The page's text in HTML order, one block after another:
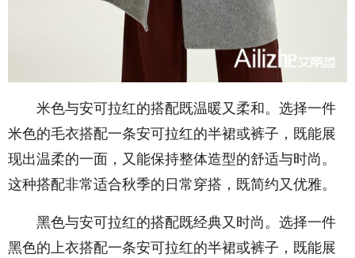
米色与安可拉红的搭配既温暖又柔和。选择一件
米色的毛衣搭配一条安可拉红的半裙或裤子，既能展
现出温柔的一面，又能保持整体造型的舒适与时尚。
这种搭配非常适合秋季的日常穿搭，既简约又优雅。
黑色与安可拉红的搭配既经典又时尚。选择一件
黑色的上衣搭配一条安可拉红的半裙或裤子，既能展